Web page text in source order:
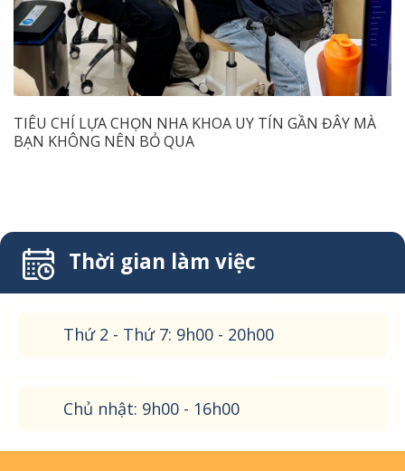
TIÊU CHÍ LỰA CHỌN NHA KHOA UY TÍN GẦN ĐÂY MÀ
BẠN KHÔNG NÊN BỎ QUA
Thời gian làm việc
Thứ 2 - Thứ 7: 9h00 - 20h00
Chủ nhật: 9h00 - 16h00